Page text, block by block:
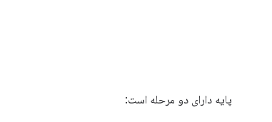
پایه دارای دو مرحله است: